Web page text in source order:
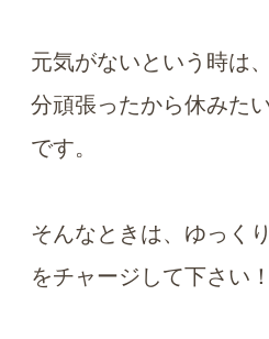
元気がないという時は
分頑張ったから休みた
です。
そんなときは、ゆっく
をチャージして下さい！